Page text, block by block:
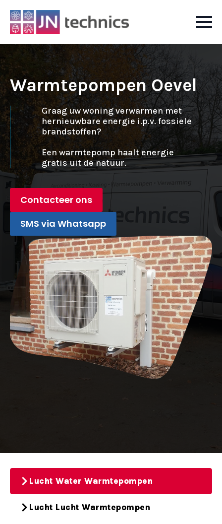
Warmtepompen Oevel
Graag uw woning verwarmen met
hernieuwbare energie i.p.v. fossiele
brandstoffen?
Een warmtepomp haalt energie
gratis uit de natuur.
Contacteer ons
SMS via Whatsapp
Lucht Water Warmtepompen
Lucht Lucht Warmtepompen